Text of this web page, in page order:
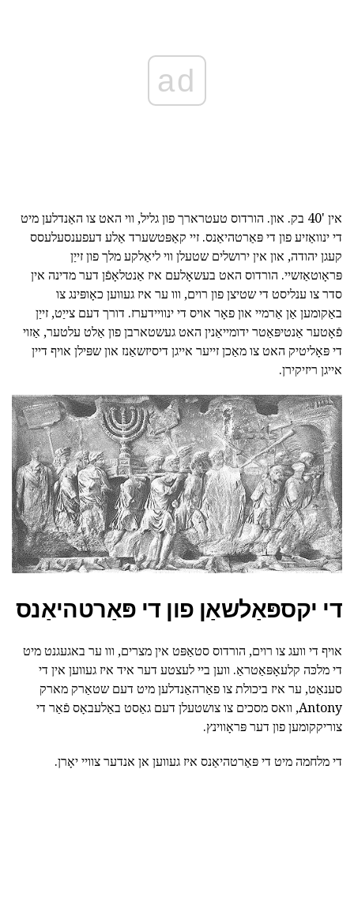
ad
אין '40 בק. און. הורדוס טעטרארך פון גליל, ווי האט צו האַנדלען מיט
די ינוואַזיע פון די פּאַרטהיאַנס. זיי קאַפּטשערד אַלע דעפענסעלעסס
קעגן יהודה, און אין ירושלים שטעלן ווי ליאַלקע מלך פון זייַן
פּראָוטאַזשיי. הורדוס האט בעשאָלעם איז אַנטלאָפֿן דער מדינה אין
סדר צו ענליסט די שטיצן פון רוים, ווו ער איז געווען כאָופּינג צו
באַקומען אַן אַרמיי און פאָר אויס די ינוויידערז. דורך דעם צייַט, זייַן
פֿאָטער אַנטיפּאַטר ידומייאַנין האט געשטארבן פון אַלט עלטער, אַזוי
די פּאָליטיק האט צו מאַכן זייער אייגן דיסיזשאַנז און שפּילן אויף דיין
אייגן ריזיקירן.
די יקספּאַלשאַן פון די פּאַרטהיאַנס
אויף די וועג צו רוים, הורדוס סטאַפּט אין מצרים, ווו ער באגעגנט מיט
די מלכּה קלעאָפּאַטראַ. ווען ביי לעצטע דער איד איז געווען אין די
סענאַט, ער איז ביכולת צו פאַרהאַנדלען מיט דעם שטאַרק מארק
Antony, וואס מסכים צו צושטעלן דעם גאַסט באַלעבאָס פֿאַר די
צוריקקומען פון דער פּראָווינץ.
די מלחמה מיט די פּאַרטהיאַנס איז געווען אן אנדער צוויי יאָרן.